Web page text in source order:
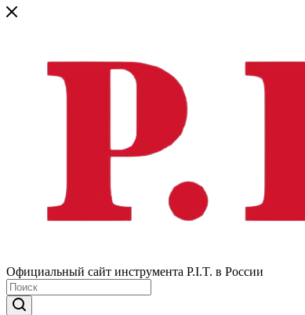
Официальный сайт инструмента P.I.T. в России